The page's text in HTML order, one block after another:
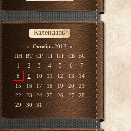
Календарь
« Октябрь 2012 »
ПН ВТ СР ЧТ ПТ СБ ВС
1
2 3 4 5 6
7
8
9 10 11 12 13
14
15
16 17 18 19 20
21
22
23 24 25 26 27
28
29
30 31